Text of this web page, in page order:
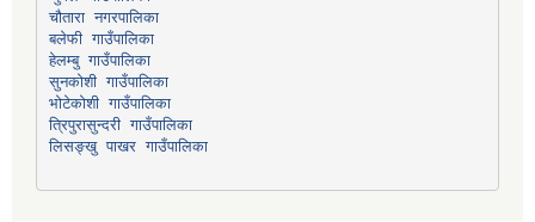
चौतारा नगरपालिका
बलेफी गाउँपालिका
हेलम्बु गाउँपालिका
सुनकोशी गाउँपालिका
भोटेकोशी गाउँपालिका
त्रिपुरासुन्दरी गाउँपालिका
लिसङ्खु पाखर गाउँपालिका